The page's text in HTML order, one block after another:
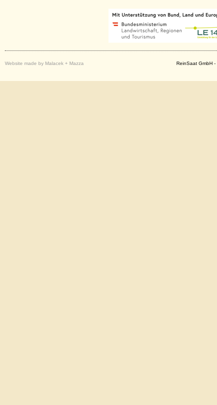
Website made by Malacek + Mazza ReinSaat GmbH